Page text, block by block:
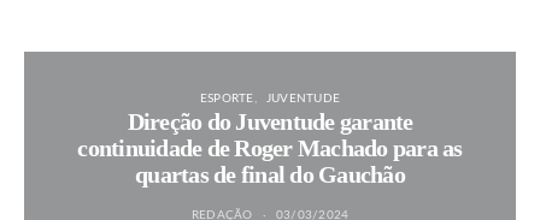
ESPORTE JUVENTUDE
Direção do Juventude garante
continuidade de Roger Machado para as
quartas de final do Gauchão
REDAÇÃO 03/03/2024